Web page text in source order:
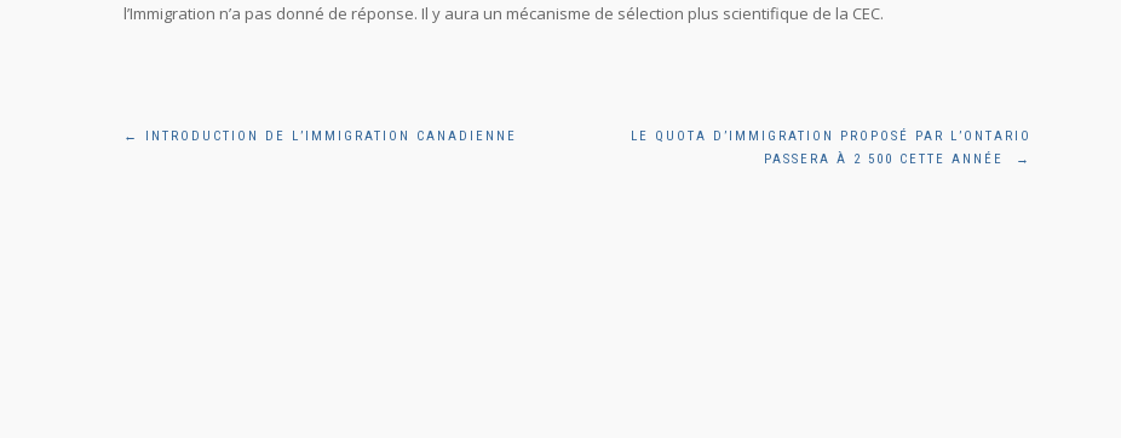
l’Immigration n’a pas donné de réponse. Il y aura un mécanisme de sélection plus scientifique de la CEC.
Navigation
← INTRODUCTION DE L’IMMIGRATION CANADIENNE
LE QUOTA D’IMMIGRATION PROPOSÉ PAR L’ONTARIO
PASSERA À 2 500 CETTE ANNÉE
→